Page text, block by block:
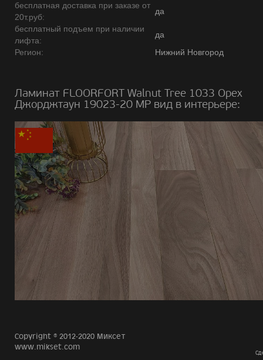
бесплатная доставка при заказе от
20т.руб:
да
бесплатный подъем при наличии
лифта:
да
Регион:
Нижний Новгород
Ламинат FLOORFORT Walnut Tree 1033 Орех
Джорджтаун 19023-20 MP вид в интерьере:
Copyright © 2012-2020 Миксет
www.mikset.com